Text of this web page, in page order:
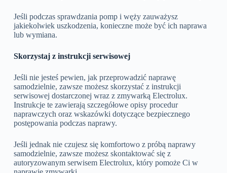
Jeśli podczas sprawdzania pomp i węży zauważysz
jakiekolwiek uszkodzenia, konieczne może być ich naprawa
lub wymiana.
Skorzystaj z instrukcji serwisowej
Jeśli nie jesteś pewien, jak przeprowadzić naprawę
samodzielnie, zawsze możesz skorzystać z instrukcji
serwisowej dostarczonej wraz z zmywarką Electrolux.
Instrukcje te zawierają szczegółowe opisy procedur
naprawczych oraz wskazówki dotyczące bezpiecznego
postępowania podczas naprawy.
Jeśli jednak nie czujesz się komfortowo z próbą naprawy
samodzielnie, zawsze możesz skontaktować się z
autoryzowanym serwisem Electrolux, który pomoże Ci w